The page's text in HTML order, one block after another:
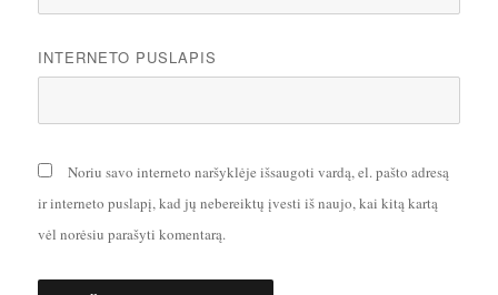
INTERNETO PUSLAPIS
Noriu savo interneto naršyklėje išsaugoti vardą, el. pašto adresą
ir interneto puslapį, kad jų nebereiktų įvesti iš naujo, kai kitą kartą
vėl norėsiu parašyti komentarą.